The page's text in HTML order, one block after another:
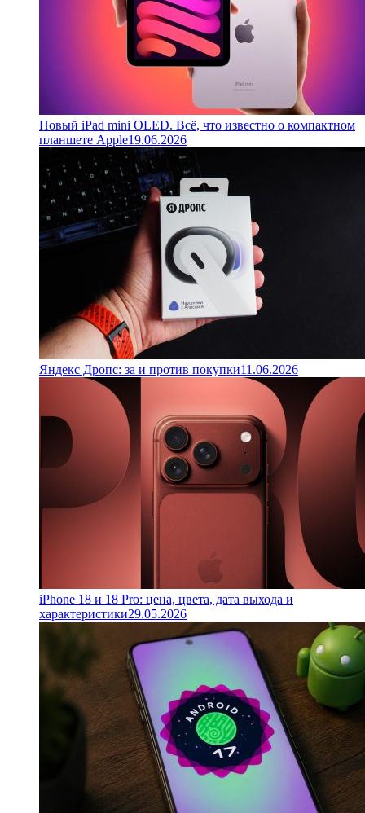
Новый iPad mini OLED. Всё, что известно о компактном
планшете Apple19.06.2026
Яндекс Дропс: за и против покупки11.06.2026
iPhone 18 и 18 Pro: цена, цвета, дата выхода и
характеристики29.05.2026